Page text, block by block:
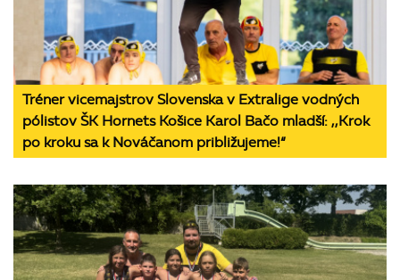
Tréner vicemajstrov Slovenska v Extralige vodných
pólistov ŠK Hornets Košice Karol Bačo mladší: ,,Krok
po kroku sa k Nováčanom približujeme!“